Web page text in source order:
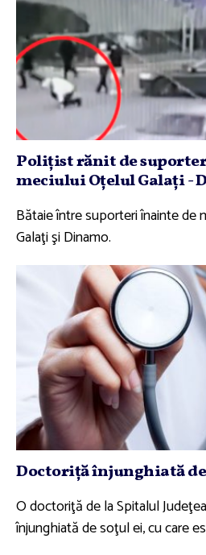
Poliţist rănit de
meciului Oţelul Galaţi -
Bătaie între suporteri înainte de
Galaţi şi Dinamo.
Doctoriţă înjunghiată
O doctoriţă de la Spitalul
înjunghiată de soţul ei, cu care